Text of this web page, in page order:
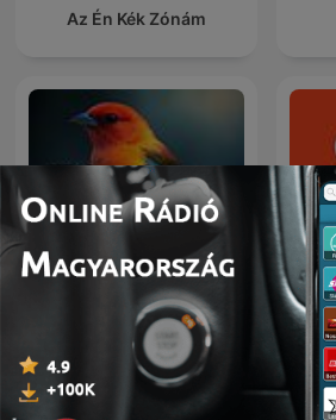
Az Én Kék Zónám
Bird Sounds